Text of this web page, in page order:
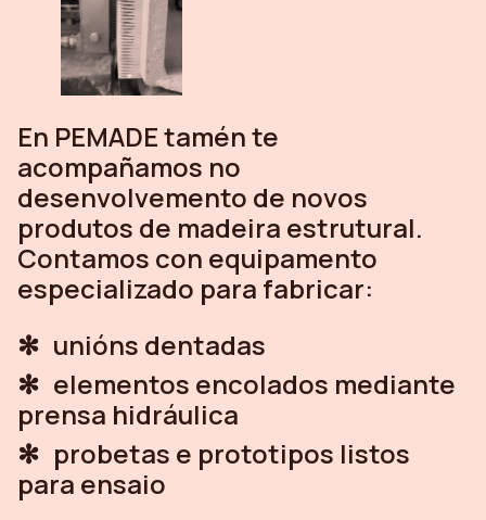
En PEMADE tamén te
acompañamos no
desenvolvemento de novos
produtos de madeira estrutural.
Contamos con equipamento
especializado para fabricar:
unións dentadas
elementos encolados mediante
prensa hidráulica
probetas e prototipos listos
para ensaio